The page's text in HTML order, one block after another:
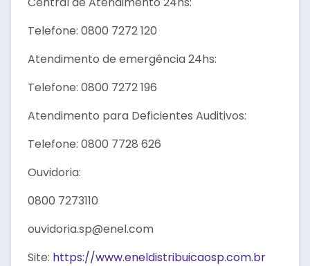
Telefone: 0800 7272 120
Atendimento de emergência 24hs:
Telefone: 0800 7272 196
Atendimento para Deficientes Auditivos:
Telefone: 0800 7728 626
Ouvidoria:
0800 7273110
ouvidoria.sp@enel.com
Site: https://www.eneldistribuicaosp.com.br